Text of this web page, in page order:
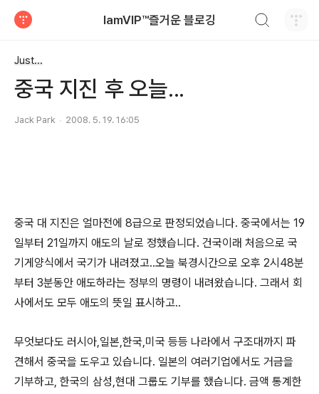
IamVIP™즐거운 블로깅
Just...
중국 지진 후 오늘...
Jack Park 2008. 5. 19. 16:05
중국 대 지진은 얼마전에 8급으로 판정되었습니다. 중국에서는 19
일부터 21일까지 애도의 날로 정했습니다. 건국이래 처음으로 국
기게양식에서 국기가 내려졌고..오늘 북경시간으로 오후 2시48분
부터 3분동안 애도하라는 정부의 명령이 내려왔습니다. 그래서 회
사에서도 모두 애도의 뜻일 표시하고..
무엇보다도 러시아,일본,한국,미국 등등 나라에서 구조대까지 파
견해서 중국을 도우고 있습니다. 일본의 여러기업에서도 거금을
기부하고, 한국의 삼성,현대 그룹도 기부를 했습니다. 금액 통계한